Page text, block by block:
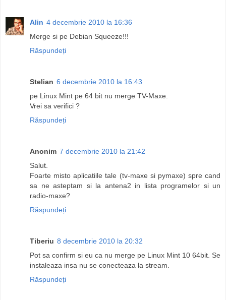
Alin 4 decembrie 2010 la 16:36
Merge si pe Debian Squeeze!!!
Răspundeți
Stelian 6 decembrie 2010 la 16:43
pe Linux Mint pe 64 bit nu merge TV-Maxe.
Vrei sa verifici ?
Răspundeți
Anonim 7 decembrie 2010 la 21:42
Salut.
Foarte misto aplicatiile tale (tv-maxe si pymaxe) spre cand
sa ne asteptam si la antena2 in lista programelor si un
radio-maxe?
Răspundeți
Tiberiu 8 decembrie 2010 la 20:32
Pot sa confirm si eu ca nu merge pe Linux Mint 10 64bit. Se
instaleaza insa nu se conecteaza la stream.
Răspundeți